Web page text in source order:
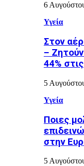
6
Υγεία
Στον
–
44%
5
Υγεία
Ποιες
στην
5